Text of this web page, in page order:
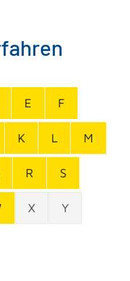
E F
K L M
R S
X Y